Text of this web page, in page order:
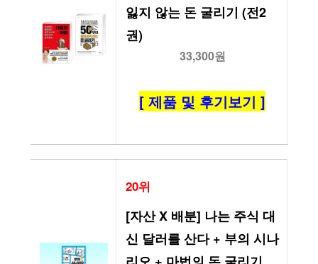
잃지 않는 돈 굴리기 (전2
권)
33,300원
[ 제품 및 후기보기 ]
20위
[자산 X 배분] 나는 주식 대
신 달러를 산다 + 부의 시나